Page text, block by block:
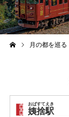
月の都を巡る
姨捨駅
おばすてえき